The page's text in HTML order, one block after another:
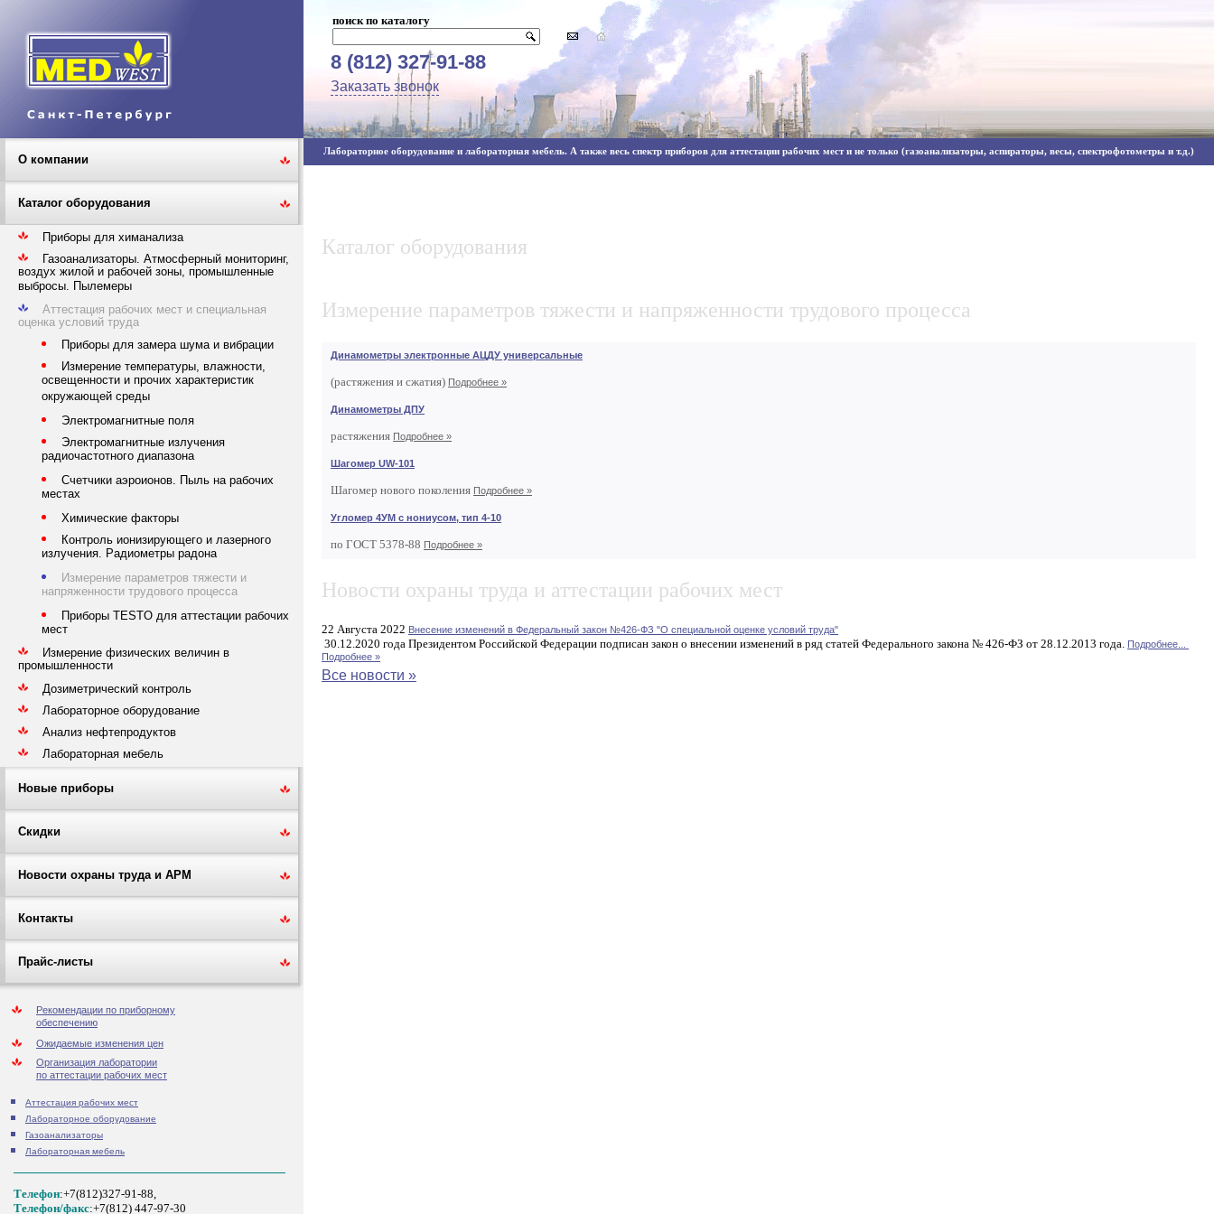
поиск по каталогу
8 (812) 327-91-88
Заказать звонок
О компании
Каталог оборудования
Приборы для химанализа
Газоанализаторы. Атмосферный мониторинг,
воздух жилой и рабочей зоны, промышленные
выбросы. Пылемеры
Аттестация рабочих мест и специальная
оценка условий труда
Приборы для замера шума и вибрации
Измерение температуры, влажности,
освещенности и прочих характеристик
окружающей среды
Электромагнитные поля
Электромагнитные излучения
радиочастотного диапазона
Счетчики аэроионов. Пыль на рабочих
местах
Химические факторы
Контроль ионизирующего и лазерного
излучения. Радиометры радона
Измерение параметров тяжести и
напряженности трудового процесса
Приборы TESTO для аттестации рабочих
мест
Измерение физических величин в
промышленности
Дозиметрический контроль
Лабораторное оборудование
Анализ нефтепродуктов
Лабораторная мебель
Новые приборы
Скидки
Новости охраны труда и АРМ
Контакты
Прайс-листы
Рекомендации по приборному
обеспечению
Ожидаемые изменения цен
Организация лаборатории
по аттестации рабочих мест
Аттестация рабочих мест
Лабораторное оборудование
Газоанализаторы
Лабораторная мебель
Телефон:+7(812)327-91-88,
Tелефон/факс:+7(812) 447-97-30
Лабораторное оборудование и лабораторная мебель. А также весь спектр приборов для аттестации рабочих мест и не только (газоанализаторы, аспираторы, весы, спектрофотометры и т.д.)
Каталог оборудования
Измерение параметров тяжести и напряженности трудового процесса
Динамометры электронные АЦДУ универсальные
(растяжения и сжатия) Подробнее »
Динамометры ДПУ
растяжения Подробнее »
Шагомер UW-101
Шагомер нового поколения Подробнее »
Угломер 4УМ с нониусом, тип 4-10
по ГОСТ 5378-88 Подробнее »
Новости охраны труда и аттестации рабочих мест
22 Августа 2022 Внесение изменений в Федеральный закон №426-ФЗ "О специальной оценке условий труда"
30.12.2020 года Президентом Российской Федерации подписан закон о внесении изменений в ряд статей Федерального закона № 426-ФЗ от 28.12.2013 года.
Подробнее...
Подробнее »
Все новости »